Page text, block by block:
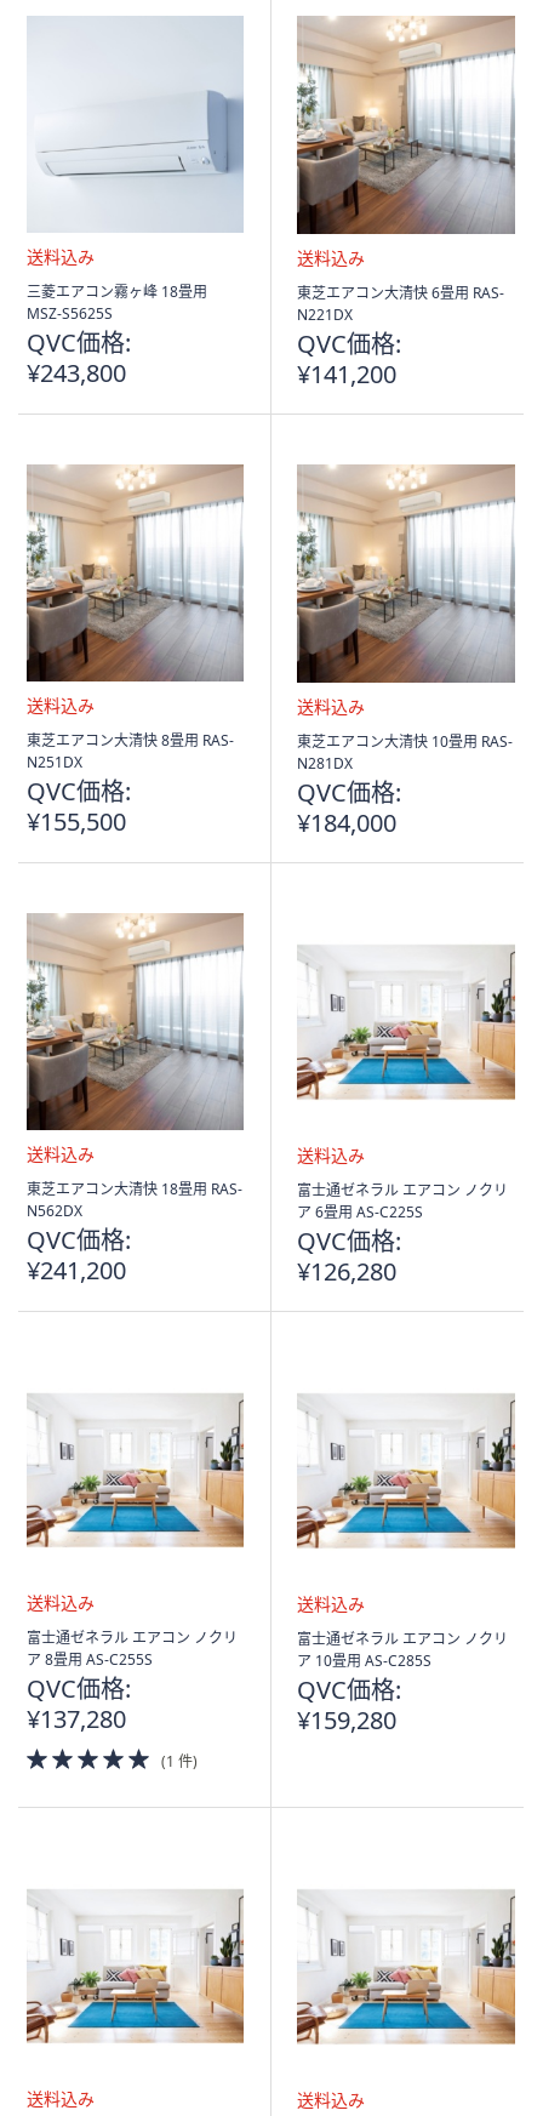
送
料
み
三菱エアコン霧ヶ峰 18畳用
MSZ-S5625S
QVC価格:
¥243,800
送
料
み
東芝エアコン大清快 6畳用 RAS-
N221DX
QVC価格:
¥141,200
送
料
み
東芝エアコン大清快 8畳用 RAS-
N251DX
QVC価格:
¥155,500
送
料
み
東芝エアコン大清快 10畳用 RAS-
N281DX
QVC価格:
¥184,000
送
料
み
東芝エアコン大清快 18畳用 RAS-
N562DX
QVC価格:
¥241,200
送
料
み
富士通ゼネラル エアコン ノクリ
ア 6畳用 AS-C225S
QVC価格:
¥126,280
送
料
み
富士通ゼネラル エアコン ノクリ
ア 8畳用 AS-C255S
QVC価格:
¥137,280
5.0
of
(1 件)
送
料
み
富士通ゼネラル エアコン ノクリ
ア 10畳用 AS-C285S
QVC価格:
¥159,280